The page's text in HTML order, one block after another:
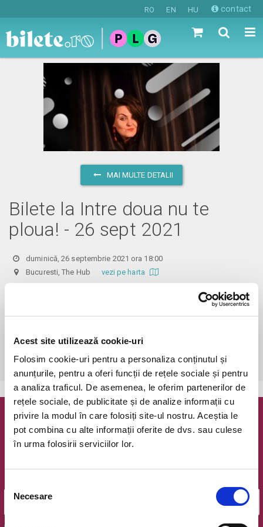
Acest site utilizează cookie-uri
Folosim cookie-uri pentru a personaliza conținutul și
anunțurile, pentru a oferi funcții de rețele sociale și pentru
a analiza traficul. De asemenea, le oferim partenerilor de
rețele sociale, de publicitate și de analize informații cu
privire la modul în care folosiți site-ul nostru. Aceștia le
pot combina cu alte informații oferite de dvs. sau culese
în urma folosirii serviciilor lor.
consimțământului
Necesare
RO EN HU contact
MAI MULTE DETALII
Bilete la Intre doua nu te
ploua! - 26 sept 2021
duminică, 26 septembrie 2021 ora 18:00
Bucuresti, The Hub vezi pe harta
În funcție de ora de începere, accesul în sală se poate face cu o
oră / cu 40 minute mai devreme, fiind permis cu până la 10 minute
Informații suplimentare, la nr. de telefon 0773 825 249.
Newsletter @ Bilete.ro